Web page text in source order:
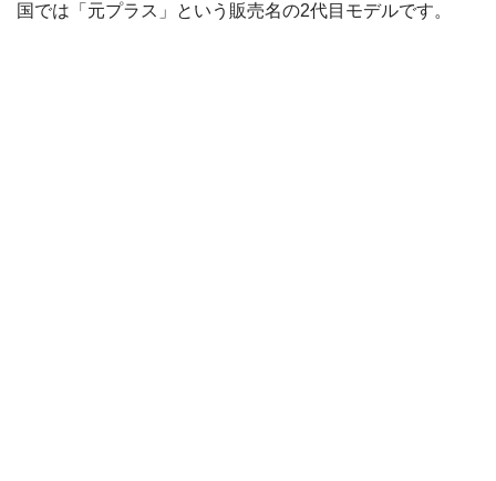
国では「元プラス」という販売名の2代目モデルです。